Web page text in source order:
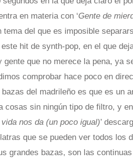
en materia con ‘Gente de
tema del que es imposible
hit de synth-pop, en el que
gente que no merece la pena, ya
comprobarhace poco en
del madrileño es que es un
cosas sin ningún tipo de filtro, y
vida nos da (un poco igual)’
que se pueden ver todos los
grandes bazas, son las